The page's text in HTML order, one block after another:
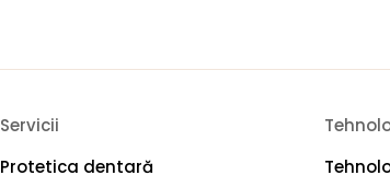
Servicii
Protetica dentară